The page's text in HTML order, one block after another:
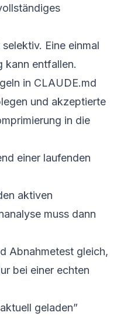
Eine einmal
kann entfallen.
in CLAUDE.md
und akzeptierte
in die
einer laufenden
aktiven
muss dann
Abnahmetest gleich,
bei einer echten
geladen”